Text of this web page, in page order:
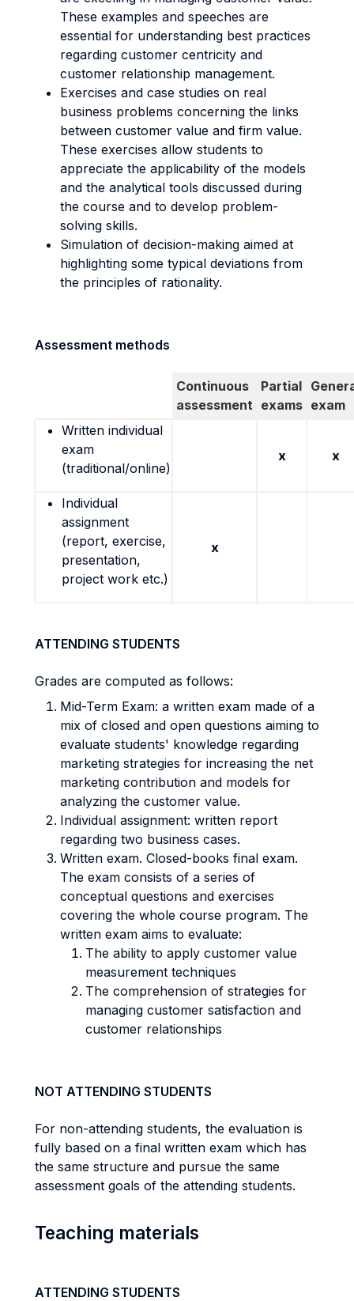
These examples and speeches are
essential for understanding best practices
regarding customer centricity and
customer relationship management.
Exercises and case studies on real
business problems concerning the links
between customer value and firm value.
These exercises allow students to
appreciate the applicability of the models
and the analytical tools discussed during
the course and to develop problem-
solving skills.
Simulation of decision-making aimed at
highlighting some typical deviations from
the principles of rationality.
Assessment methods
Continuous
assessment
Partial
exams exam
Written individual
exam
(traditional/online)
x x
Individual
assignment
(report, exercise,
presentation,
project work etc.)
x
ATTENDING STUDENTS
Grades are computed as follows:
Mid-Term Exam: a written exam made of a
mix of closed and open questions aiming to
evaluate students' knowledge regarding
marketing strategies for increasing the net
marketing contribution and models for
analyzing the customer value.
Individual assignment: written report
regarding two business cases.
Written exam. Closed-books final exam.
The exam consists of a series of
conceptual questions and exercises
covering the whole course program. The
written exam aims to evaluate:
The ability to apply customer value
measurement techniques
The comprehension of strategies for
managing customer satisfaction and
customer relationships
NOT ATTENDING STUDENTS
For non-attending students, the evaluation is
fully based on a final written exam which has
the same structure and pursue the same
assessment goals of the attending students.
Teaching materials
ATTENDING STUDENTS